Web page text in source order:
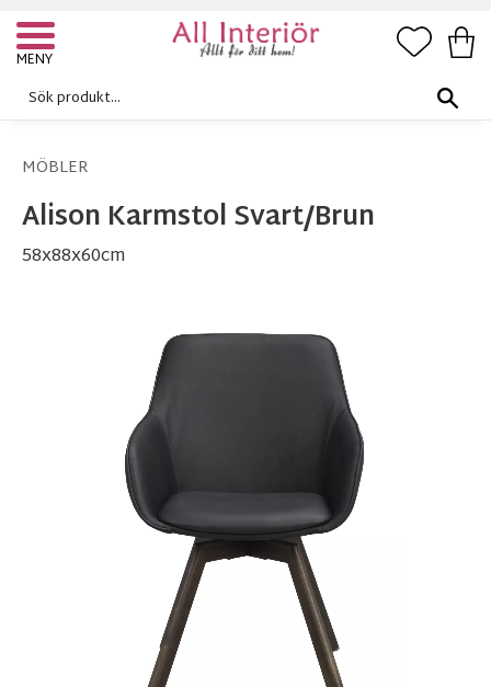
Meny
MÖBLER
Alison Karmstol Svart/Brun
58x88x60cm